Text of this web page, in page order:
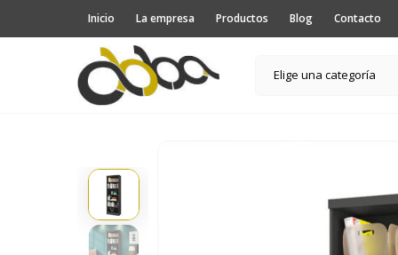
Inicio La empresa Productos Blog Contacto
Elige una categoría